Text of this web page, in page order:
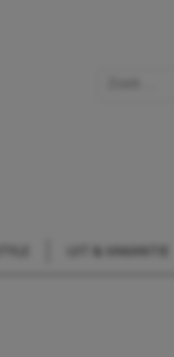
UIT & VAKANTIE